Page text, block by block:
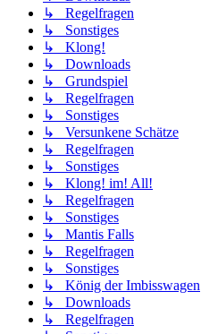
↳ Regelfragen
↳ Sonstiges
↳ Klong!
↳ Downloads
↳ Grundspiel
↳ Regelfragen
↳ Sonstiges
↳ Versunkene Schätze
↳ Regelfragen
↳ Sonstiges
↳ Klong! im! All!
↳ Regelfragen
↳ Sonstiges
↳ Mantis Falls
↳ Regelfragen
↳ Sonstiges
↳ König der Imbisswagen
↳ Downloads
↳ Regelfragen